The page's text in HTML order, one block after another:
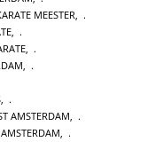
MEESTER
,
,
,
,
AMSTERDAM,
AMSTERDAM,